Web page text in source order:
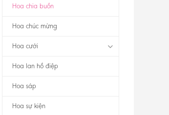
Hoa chia buồn
Hoa chúc mừng
Hoa cưới
Hoa lan hồ điệp
Hoa sáp
Hoa sự kiện